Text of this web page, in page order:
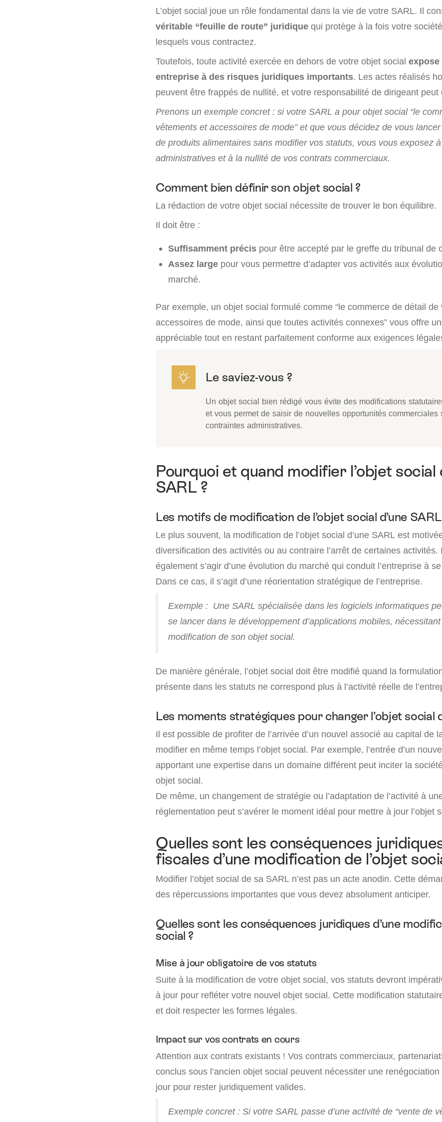
L’objet social joue un rôle fondamental dans la vie de votre SARL. Il
véritable “feuille de route” juridique qui protège à la fois votre
lesquels vous contractez.
Toutefois, toute activité exercée en dehors de votre objet social expose
entreprise à des risques juridiques importants. Les actes réalisés
peuvent être frappés de nullité, et votre responsabilité de dirigeant peut
Prenons un exemple concret : si votre SARL a pour objet social “le
vêtements et accessoires de mode” et que vous décidez de vous
de produits alimentaires sans modifier vos statuts, vous vous exposez
administratives et à la nullité de vos contrats commerciaux.
Comment bien définir son objet social ?
La rédaction de votre objet social nécessite de trouver le bon équilibre.
Il doit être :
Suffisamment précis pour être accepté par le greffe du tribunal de
Assez large pour vous permettre d’adapter vos activités aux
marché.
Par exemple, un objet social formulé comme “le commerce de détail de
accessoires de mode, ainsi que toutes activités connexes” vous offre
appréciable tout en restant parfaitement conforme aux exigences
Un objet social bien rédigé vous évite des modifications
et vous permet de saisir de nouvelles opportunités commerciales
contraintes administratives.
Pourquoi et quand modifier l’objet social
SARL ?
Les motifs de modification de l’objet social d’une SARL
Le plus souvent, la modification de l’objet social d’une SARL est
diversification des activités ou au contraire l’arrêt de certaines activités.
également s’agir d’une évolution du marché qui conduit l’entreprise à
Dans ce cas, il s’agit d’une réorientation stratégique de l’entreprise.
Exemple : Une SARL spécialisée dans les logiciels informatiques
se lancer dans le développement d’applications mobiles,
modification de son objet social.
De manière générale, l’objet social doit être modifié quand la
présente dans les statuts ne correspond plus à l’activité réelle de
Les moments stratégiques pour changer l’objet social
Il est possible de profiter de l’arrivée d’un nouvel associé au capital de
modifier en même temps l’objet social. Par exemple, l’entrée d’un
apportant une expertise dans un domaine différent peut inciter la
objet social.
De même, un changement de stratégie ou l’adaptation de l’activité à
réglementation peut s’avérer le moment idéal pour mettre à jour l’objet
Quelles sont les conséquences
fiscales d’une modification de l’objet
Modifier l’objet social de sa SARL n’est pas un acte anodin. Cette
des répercussions importantes que vous devez absolument anticiper.
Quelles sont les conséquences juridiques d’une
social ?
Mise à jour obligatoire de vos statuts
Suite à la modification de votre objet social, vos statuts devront
à jour pour refléter votre nouvel objet social. Cette modification
et doit respecter les formes légales.
Impact sur vos contrats en cours
Attention aux contrats existants ! Vos contrats commerciaux,
conclus sous l’ancien objet social peuvent nécessiter une
jour pour rester juridiquement valides.
Exemple concret : Si votre SARL passe d’une activité de “vente de